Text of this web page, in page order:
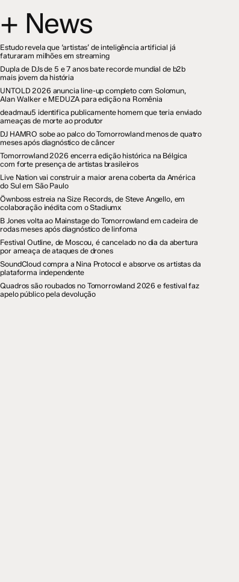
+ News
Estudo revela que ‘artistas’ de inteligência artificial já
faturaram milhões em streaming
Dupla de DJs de 5 e 7 anos bate recorde mundial de b2b
mais jovem da história
UNTOLD 2026 anuncia line-up completo com Solomun,
Alan Walker e MEDUZA para edição na Romênia
deadmau5 identifica publicamente homem que teria enviado
ameaças de morte ao produtor
DJ HAMRO sobe ao palco do Tomorrowland menos de quatro
meses após diagnóstico de câncer
Tomorrowland 2026 encerra edição histórica na Bélgica
com forte presença de artistas brasileiros
Live Nation vai construir a maior arena coberta da América
do Sul em São Paulo
Öwnboss estreia na Size Records, de Steve Angello, em
colaboração inédita com o Stadiumx
B Jones volta ao Mainstage do Tomorrowland em cadeira de
rodas meses após diagnóstico de linfoma
Festival Outline, de Moscou, é cancelado no dia da abertura
por ameaça de ataques de drones
SoundCloud compra a Nina Protocol e absorve os artistas da
plataforma independente
Quadros são roubados no Tomorrowland 2026 e festival faz
apelo público pela devolução